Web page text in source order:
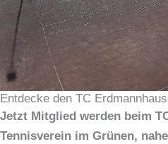
Entdecke den TC
Jetzt Mitglied werden beim
Tennisverein im Grünen,